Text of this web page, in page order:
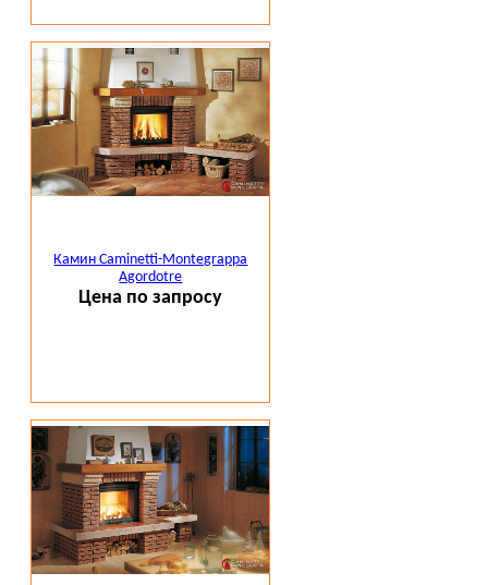
Камин Caminetti-Montegrappa
Agordotre
Цена по запросу